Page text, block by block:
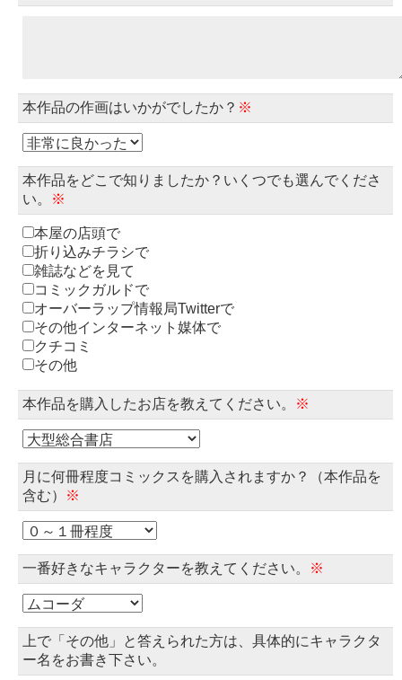
本作品の作画はいかがでしたか？ ※
本作品をどこで知りましたか？いくつでも選んでくださ
い。
※
本屋の店頭で
折り込みチラシで
雑誌などを見て
コミックガルドで
オーバーラップ情報局Twitterで
その他インターネット媒体で
クチコミ
その他
本作品を購入したお店を教えてください。 ※
月に何冊程度コミックスを購入されますか？（本作品を
含む）
※
一番好きなキャラクターを教えてください。 ※
上で「その他」と答えられた方は、具体的にキャラクタ
ー名をお書き下さい。